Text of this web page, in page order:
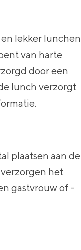
lekker lunchen
van harte
door een
lunch verzorgt
plaatsen aan de
verzorgen het
gastvrouw of -